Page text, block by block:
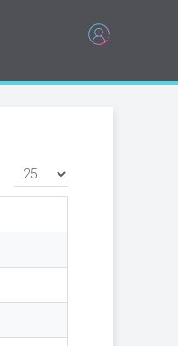
Кол-во строк: